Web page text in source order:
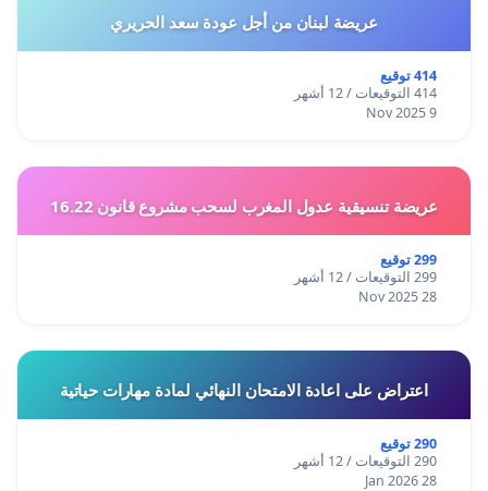
عريضة لبنان من أجل عودة سعد الحريري
414 توقيع
414 التوقيعات / 12 أشهر
9 Nov 2025
عريضة تنسيقية عدول المغرب لسحب مشروع قانون 16.22
299 توقيع
299 التوقيعات / 12 أشهر
28 Nov 2025
اعتراض على اعادة الامتحان النهائي لمادة مهارات حياتية
290 توقيع
290 التوقيعات / 12 أشهر
28 Jan 2026